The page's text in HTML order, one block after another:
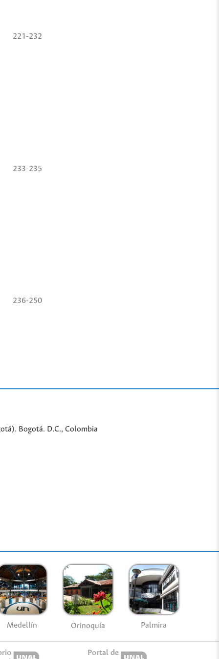
221-232
233-235
236-250
Bogotá. D.C., Colombia
Medellín Orinoquía Palmira
Portal de